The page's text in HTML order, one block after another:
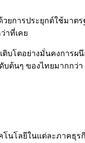
ยการประยุกต์ใช้มาต
าที่เคย
บโตอย่างมั่นคงการผ
ต้นๆ ของไทยมากกว่
โลยีในแต่ละภาคธุรกิ